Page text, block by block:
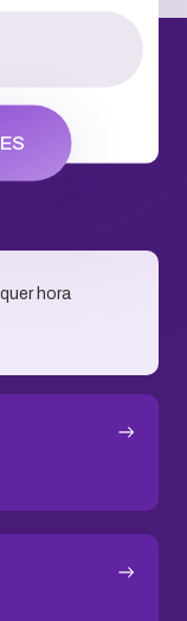
hora